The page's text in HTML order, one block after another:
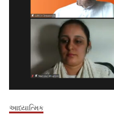
વિંગ
ના
સહપ્રયાસ
થી
શિવ
મહિમા
આધ્યાત્મિક